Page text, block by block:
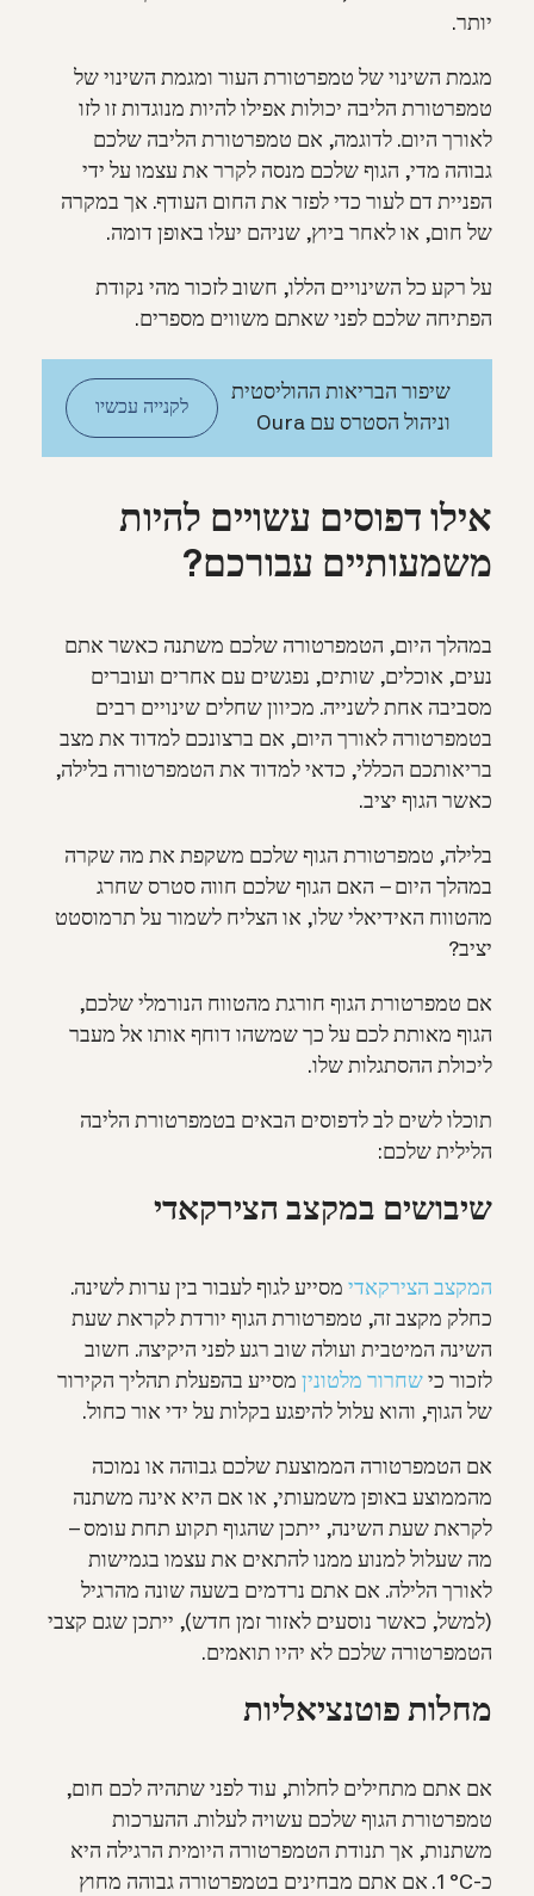
יותר.
מגמת השינוי של טמפרטורת העור ומגמת השינוי של
טמפרטורת הליבה יכולות אפילו להיות מנוגדות זו לזו
לאורך היום. לדוגמה, אם טמפרטורת הליבה שלכם
גבוהה מדי, הגוף שלכם מנסה לקרר את עצמו על ידי
הפניית דם לעור כדי לפזר את החום העודף. אך במקרה
של חום, או לאחר ביוץ, שניהם יעלו באופן דומה.
על רקע כל השינויים הללו, חשוב לזכור מהי נקודת
הפתיחה שלכם לפני שאתם משווים מספרים.
שיפור הבריאות ההוליסטית
וניהול הסטרס עם Oura
לקנייה עכשיו
אילו דפוסים עשויים להיות
משמעותיים עבורכם?
במהלך היום, הטמפרטורה שלכם משתנה כאשר אתם
נעים, אוכלים, שותים, נפגשים עם אחרים ועוברים
מסביבה אחת לשנייה. מכיוון שחלים שינויים רבים
בטמפרטורה לאורך היום, אם ברצונכם למדוד את מצב
בריאותכם הכללי, כדאי למדוד את הטמפרטורה בלילה,
כאשר הגוף יציב.
בלילה, טמפרטורת הגוף שלכם משקפת את מה שקרה
במהלך היום – האם הגוף שלכם חווה סטרס שחרג
מהטווח האידיאלי שלו, או הצליח לשמור על תרמוסטט
יציב?
אם טמפרטורת הגוף חורגת מהטווח הנורמלי שלכם,
הגוף מאותת לכם על כך שמשהו דוחף אותו אל מעבר
ליכולת ההסתגלות שלו.
תוכלו לשים לב לדפוסים הבאים בטמפרטורת הליבה
הלילית שלכם:
שיבושים במקצב הצירקאדי
המקצב הצירקאדי מסייע לגוף לעבור בין ערות לשינה.
כחלק מקצב זה, טמפרטורת הגוף יורדת לקראת שעת
השינה המיטבית ועולה שוב רגע לפני היקיצה. חשוב
לזכור כי שחרור מלטונין מסייע בהפעלת תהליך הקירור
של הגוף, והוא עלול להיפגע בקלות על ידי אור כחול.
אם הטמפרטורה הממוצעת שלכם גבוהה או נמוכה
מהממוצע באופן משמעותי, או אם היא אינה משתנה
לקראת שעת השינה, ייתכן שהגוף תקוע תחת עומס –
מה שעלול למנוע ממנו להתאים את עצמו בגמישות
לאורך הלילה. אם אתם נרדמים בשעה שונה מהרגיל
(למשל, כאשר נוסעים לאזור זמן חדש), ייתכן שגם קצבי
הטמפרטורה שלכם לא יהיו תואמים.
מחלות פוטנציאליות
אם אתם מתחילים לחלות, עוד לפני שתהיה לכם חום,
טמפרטורת הגוף שלכם עשויה לעלות. ההערכות
משתנות, אך תנודת הטמפרטורה היומית הרגילה היא
כ-‏1‎ °C‎. אם אתם מבחינים בטמפרטורה גבוהה מחוץ